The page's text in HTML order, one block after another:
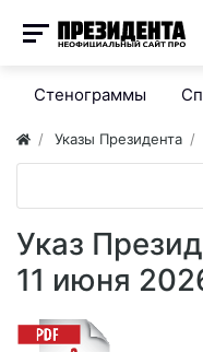
Стенограммы
Указы Президента
Указ
11 июня